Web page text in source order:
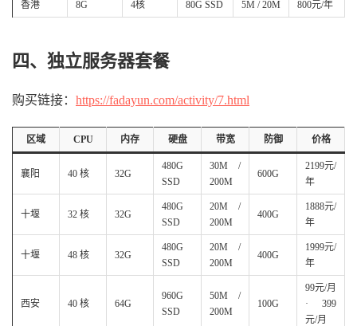
香港 8G 4核 80G SSD 5M / 20M 800元/年
四、独立服务器套餐
购买链接： https://fadayun.com/activity/7.html
区域 CPU 内存 硬盘 带宽 防御 价格
襄阳 40 核 32G
480G
SSD
30M /
200M
600G
2199元/
年
十堰 32 核 32G
480G
SSD
20M /
200M
400G
1888元/
年
十堰 48 核 32G
480G
SSD
20M /
200M
400G
1999元/
年
西安 40 核 64G
960G
SSD
50M /
200M
100G
99元/月
· 399
元/月